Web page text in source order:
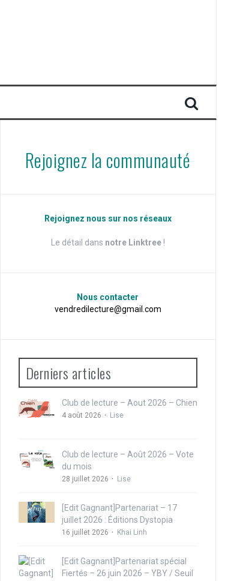
Rejoignez la communauté
Rejoignez nous sur nos réseaux
Le détail dans notre Linktree!
Nous contacter
vendredilecture@gmail.com
Derniers articles
Club de lecture – Aout 2026 – Chien
4 août 2026 Lise
Club de lecture – Août 2026 – Vote
du mois
28 juillet 2026 Lise
[Edit Gagnant]Partenariat – 17
juillet 2026 : Éditions Dystopia
16 juillet 2026 Khai Linh
[Edit Gagnant]Partenariat spécial
Fiertés – 26 juin 2026 – YBY / Seuil